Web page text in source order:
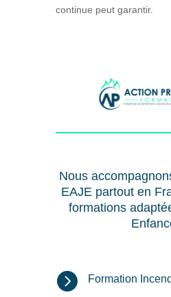
continue peut garantir.
Nous
EAJE partout en
formations
 Formation